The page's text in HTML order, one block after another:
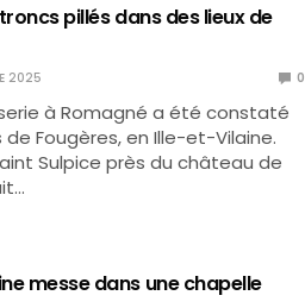
pillés dans des lieux de
2025 0
à Romagné a été constaté
Fougères, en Ille-et-Vilaine.
Sulpice près du château de
messe dans une chapelle